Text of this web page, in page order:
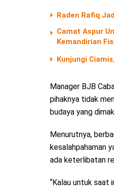
Raden Rafiq
Camat Aspur
Kemandirian
Kunjungi
Manager BJB
pihaknya tidak
budaya yang
Menurutnya,
kesalahpahaman
ada keterlibatan
“Kalau untuk saat